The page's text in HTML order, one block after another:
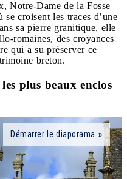
Notre-Dame de la Fosse
croisent les traces d’une
sa pierre granitique, elle
romaines, des croyances
qui a su préserver ce
breton.
plus beaux enclos
Démarrer le diaporama